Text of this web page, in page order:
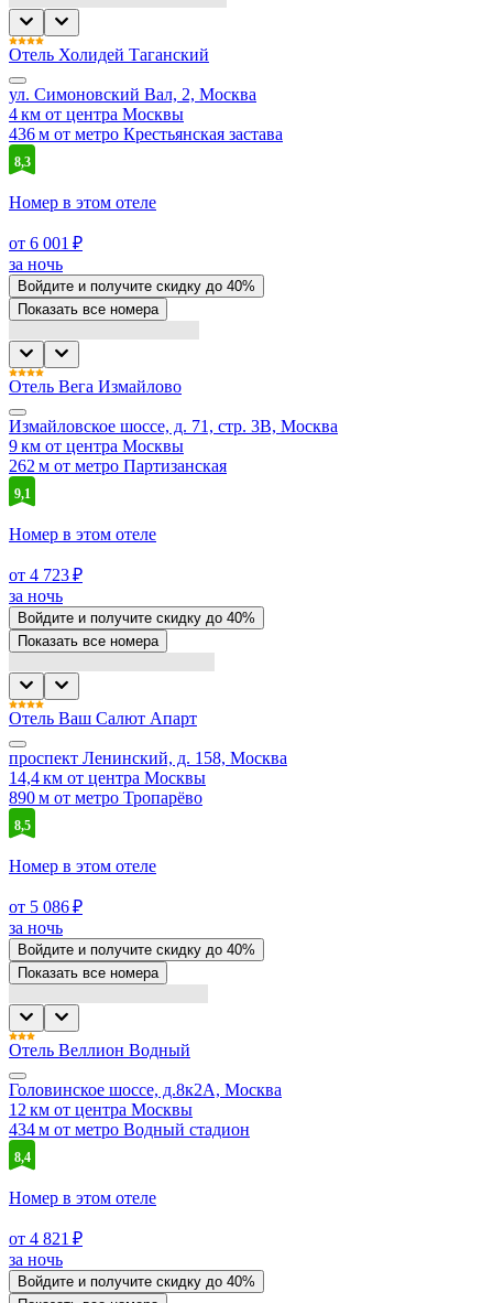
Отель Холидей Таганский
ул. Симоновский Вал, 2, Москва
4 км от центра Москвы
436 м от метро Крестьянская застава
8,3
Номер в этом отеле
от 6 001 ₽
за ночь
Войдите и получите скидку до 40%
Показать все номера
Отель Вега Измайлово
Измайловское шоссе, д. 71, стр. 3В, Москва
9 км от центра Москвы
262 м от метро Партизанская
9,1
Номер в этом отеле
от 4 723 ₽
за ночь
Войдите и получите скидку до 40%
Показать все номера
Отель Ваш Салют Апарт
проспект Ленинский, д. 158, Москва
14,4 км от центра Москвы
890 м от метро Тропарёво
8,5
Номер в этом отеле
от 5 086 ₽
за ночь
Войдите и получите скидку до 40%
Показать все номера
Отель Веллион Водный
Головинское шоссе, д.8к2А, Москва
12 км от центра Москвы
434 м от метро Водный стадион
8,4
Номер в этом отеле
от 4 821 ₽
за ночь
Войдите и получите скидку до 40%